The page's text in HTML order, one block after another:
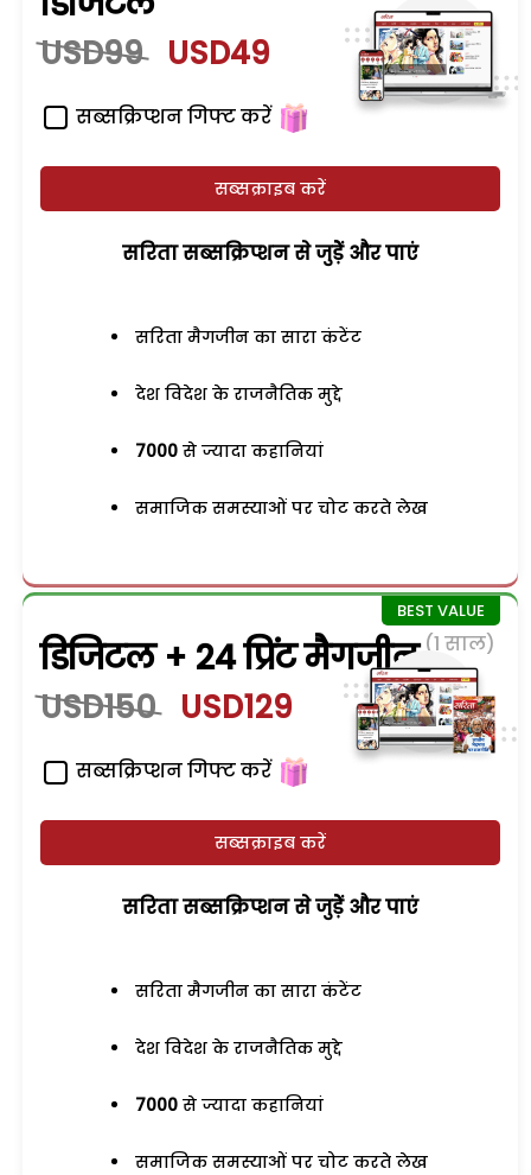
USD99 USD49
सब्सक्रिप्शन गिफ्ट करें
सब्सक्राइब करें
सरिता सब्सक्रिप्शन से जुड़ेें और पाएं
सरिता मैगजीन का सारा कंटेंट
देश विदेश के राजनैतिक मुद्दे
7000 से ज्यादा कहानियां
समाजिक समस्याओं पर चोट करते लेख
डिजिटल + 24 प्रिंट मैगजीन (1 साल)
USD150 USD129
सब्सक्रिप्शन गिफ्ट करें
सब्सक्राइब करें
सरिता सब्सक्रिप्शन से जुड़ेें और पाएं
सरिता मैगजीन का सारा कंटेंट
देश विदेश के राजनैतिक मुद्दे
7000 से ज्यादा कहानियां
समाजिक समस्याओं पर चोट करते लेख